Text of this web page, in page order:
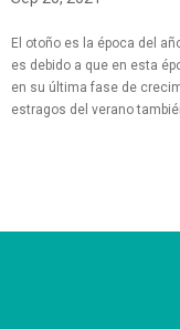
El otoño es la época del
es debido a que en esta
en su última fase de
estragos del verano